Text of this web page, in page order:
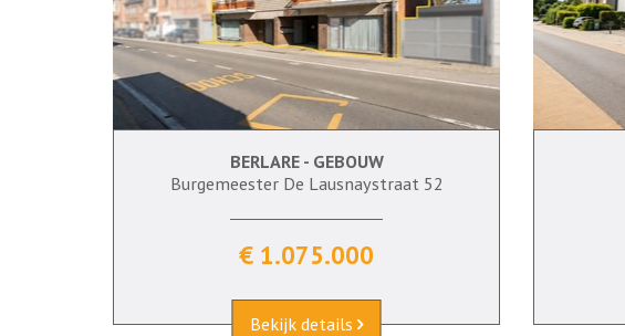
Ja
BERLARE - GEBOUW
Burgemeester De Lausnaystraat 52
€ 1.075.000
Bekijk details